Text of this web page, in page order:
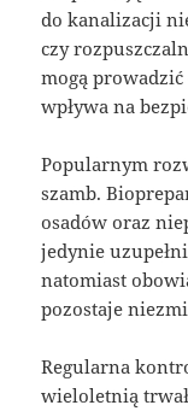
do kanalizacji
czy
mogą
wpływa na
Popularnym
szamb.
osadów oraz
jedynie
natomiast
pozostaje
Regularna
wieloletnią